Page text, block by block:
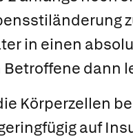
in einen
Betroffene
Körperzellen
auf